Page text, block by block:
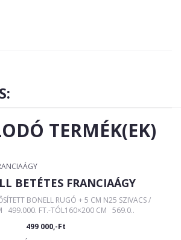
TERMÉK(EK)
BETÉTES FRANCIAÁGY
BONELL RUGÓ + 5 CM N25 SZIVACS /
499.000. FT.-TÓL160×200 CM 569.0..
499 000,-Ft